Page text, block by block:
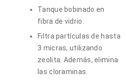
Tanque bobinado en
fibra de vidrio.
Filtra partículas de hasta
3 micras, utilizando
zeolita. Además, elimina
las cloraminas.